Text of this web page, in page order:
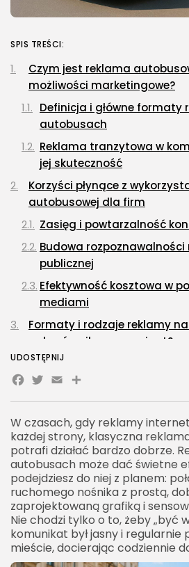
W czasach, gdy reklamy
każdej strony, klasyczna
potrafi działać bardzo dobrze.
autobusach może dać świetne
podejdziesz do niej z planem:
ruchomego nośnika z prostą,
zaprojektowaną grafiką i
Nie chodzi tylko o to, żeby „być
komunikat był jasny i regularnie
mieście, docierając codziennie
SPIS TREŚCI:
Czym jest reklama
możliwości marketingowe?
Definicja i główne formaty
autobusach
Reklama tranzytowa w
jej skuteczność
Korzyści płynące z
autobusowej dla firm
Zasięg i powtarzalność
Budowa rozpoznawalności
publicznej
Efektywność kosztowa w
mediami
Formaty i rodzaje reklamy
wybrać najlepszy wariant?
Fullback, halfback, cityside,
charakterystyka formatów
DOOH - wykorzystanie
autobusach
Różnice regionalne w
formatów
Jak zaplanować skuteczną
na autobusach?
Wybór miasta, linii i tras
dokładnego dotarcia do
Długość trwania kampanii
UDOSTĘPNIJ
Facebook
Twitter
EmailShare